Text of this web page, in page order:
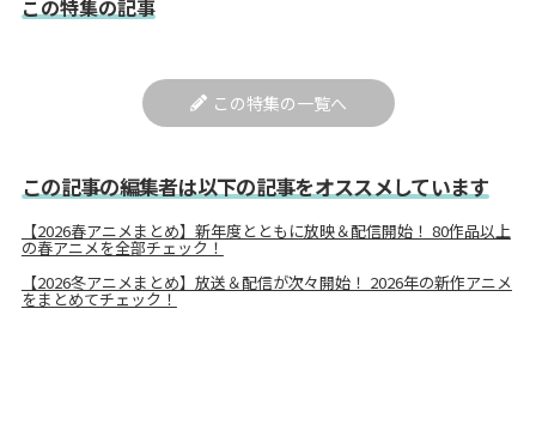
この特集の記事
この特集の一覧へ
この記事の編集者は以下の記事をオススメしています
【2026春アニメまとめ】新年度とともに放映＆配信開始！ 80作品以上
の春アニメを全部チェック！
【2026冬アニメまとめ】放送＆配信が次々開始！ 2026年の新作アニメ
をまとめてチェック！